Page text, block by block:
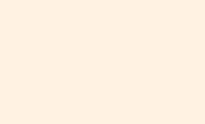
tubuh setelah melahirkan